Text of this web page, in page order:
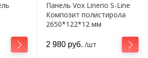
Панель Vox Linerio S-Line
Композит полистирола
2650*122*12 мм
2 980 руб. /шт